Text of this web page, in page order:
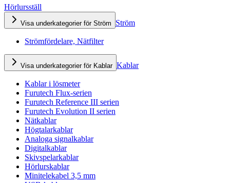
Hörlursställ
Visa underkategorier för Ström Ström
Strömfördelare, Nätfilter
Visa underkategorier för Kablar Kablar
Kablar i lösmeter
Furutech Flux-serien
Furutech Reference III serien
Furutech Evolution II serien
Nätkablar
Högtalarkablar
Analoga signalkablar
Digitalkablar
Skivspelarkablar
Hörlurskablar
Minitelekabel 3,5 mm